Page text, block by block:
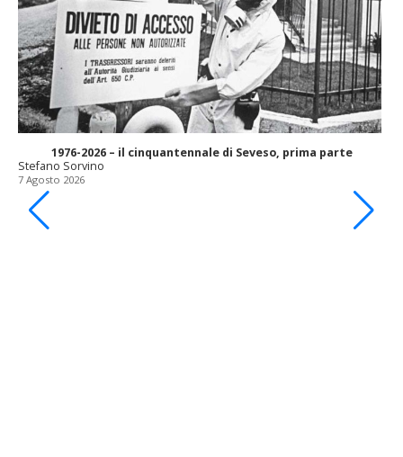
1976-2026 – il cinquantennale di Seveso, prima parte
Stefano Sorvino
7 Agosto 2026